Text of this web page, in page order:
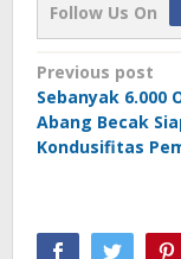
Follow Us On
Post
Previous post
Sebanyak 6.000
Abang Becak
Kondusifitas